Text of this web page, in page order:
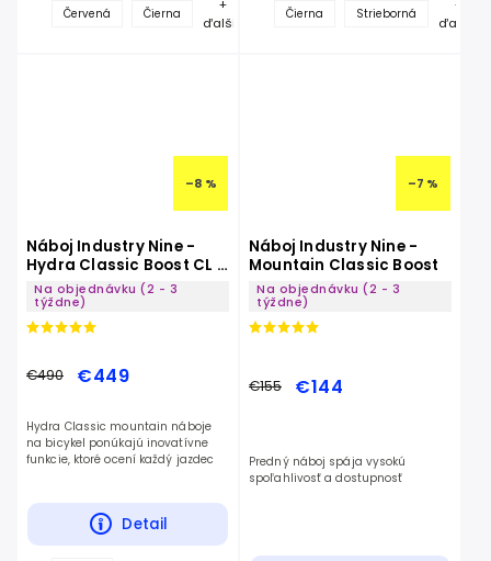
Červená Čierna
+
ďalšie
Čierna Strieborná
+
ďalšie
–8 %
Náboj Industry Nine -
Hydra Classic Boost CL -
28 Dier
Na objednávku (2 - 3
týždne)
€490 €449
Detail
Hydra Classic mountain náboje
na bicykel ponúkajú inovatívne
funkcie, ktoré ocení každý jazdec
–7 %
Náboj Industry Nine -
Mountain Classic Boost
Na objednávku (2 - 3
týždne)
€155 €144
Predný náboj spája vysokú
spoľahlivosť a dostupnosť